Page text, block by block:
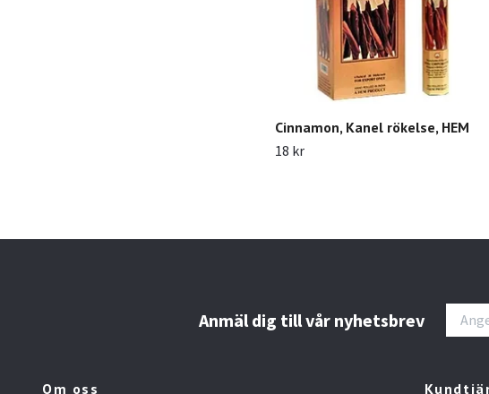
Cinnamon, Kanel rökelse, HEM
18 kr
Anmäl dig till vår nyhetsbrev
Om oss